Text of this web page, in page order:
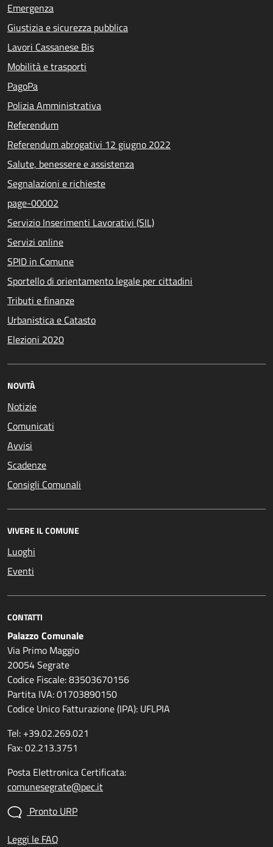
Emergenza
Giustizia e sicurezza pubblica
Lavori Cassanese Bis
Mobilità e trasporti
PagoPa
Polizia Amministrativa
Referendum
Referendum abrogativi 12 giugno 2022
Salute, benessere e assistenza
Segnalazioni e richieste
page-00002
Servizio Inserimenti Lavorativi (SIL)
Servizi online
SPID in Comune
Sportello di orientamento legale per cittadini
Tributi e finanze
Urbanistica e Catasto
Elezioni 2020
NOVITÀ
Notizie
Comunicati
Avvisi
Scadenze
Consigli Comunali
VIVERE IL COMUNE
Luoghi
Eventi
CONTATTI
Palazzo Comunale
Via Primo Maggio
20054 Segrate
Codice Fiscale: 83503670156
Partita IVA: 01703890150
Codice Unico Fatturazione (IPA): UFLPIA
Tel: +39.02.269.021
Fax: 02.213.3751
Posta Elettronica Certificata:
comunesegrate@pec.it
Pronto URP
Leggi le FAQ